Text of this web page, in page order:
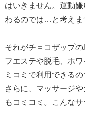
はいきません。運動
わるのでは…と考えま
それがチョコザップ
フエステや脱毛、ホ
ミコミで利用できる
さらに、マッサージ
もコミコミ。こんな